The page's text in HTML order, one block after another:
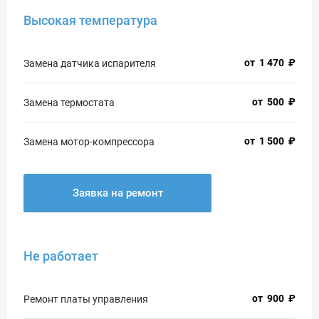
Высокая температура
Замена датчика испарителя от 1 470 ₽
Замена термостата от 500 ₽
Замена мотор-компрессора от 1 500 ₽
Заявка на ремонт
Не работает
Ремонт платы управления от 900 ₽